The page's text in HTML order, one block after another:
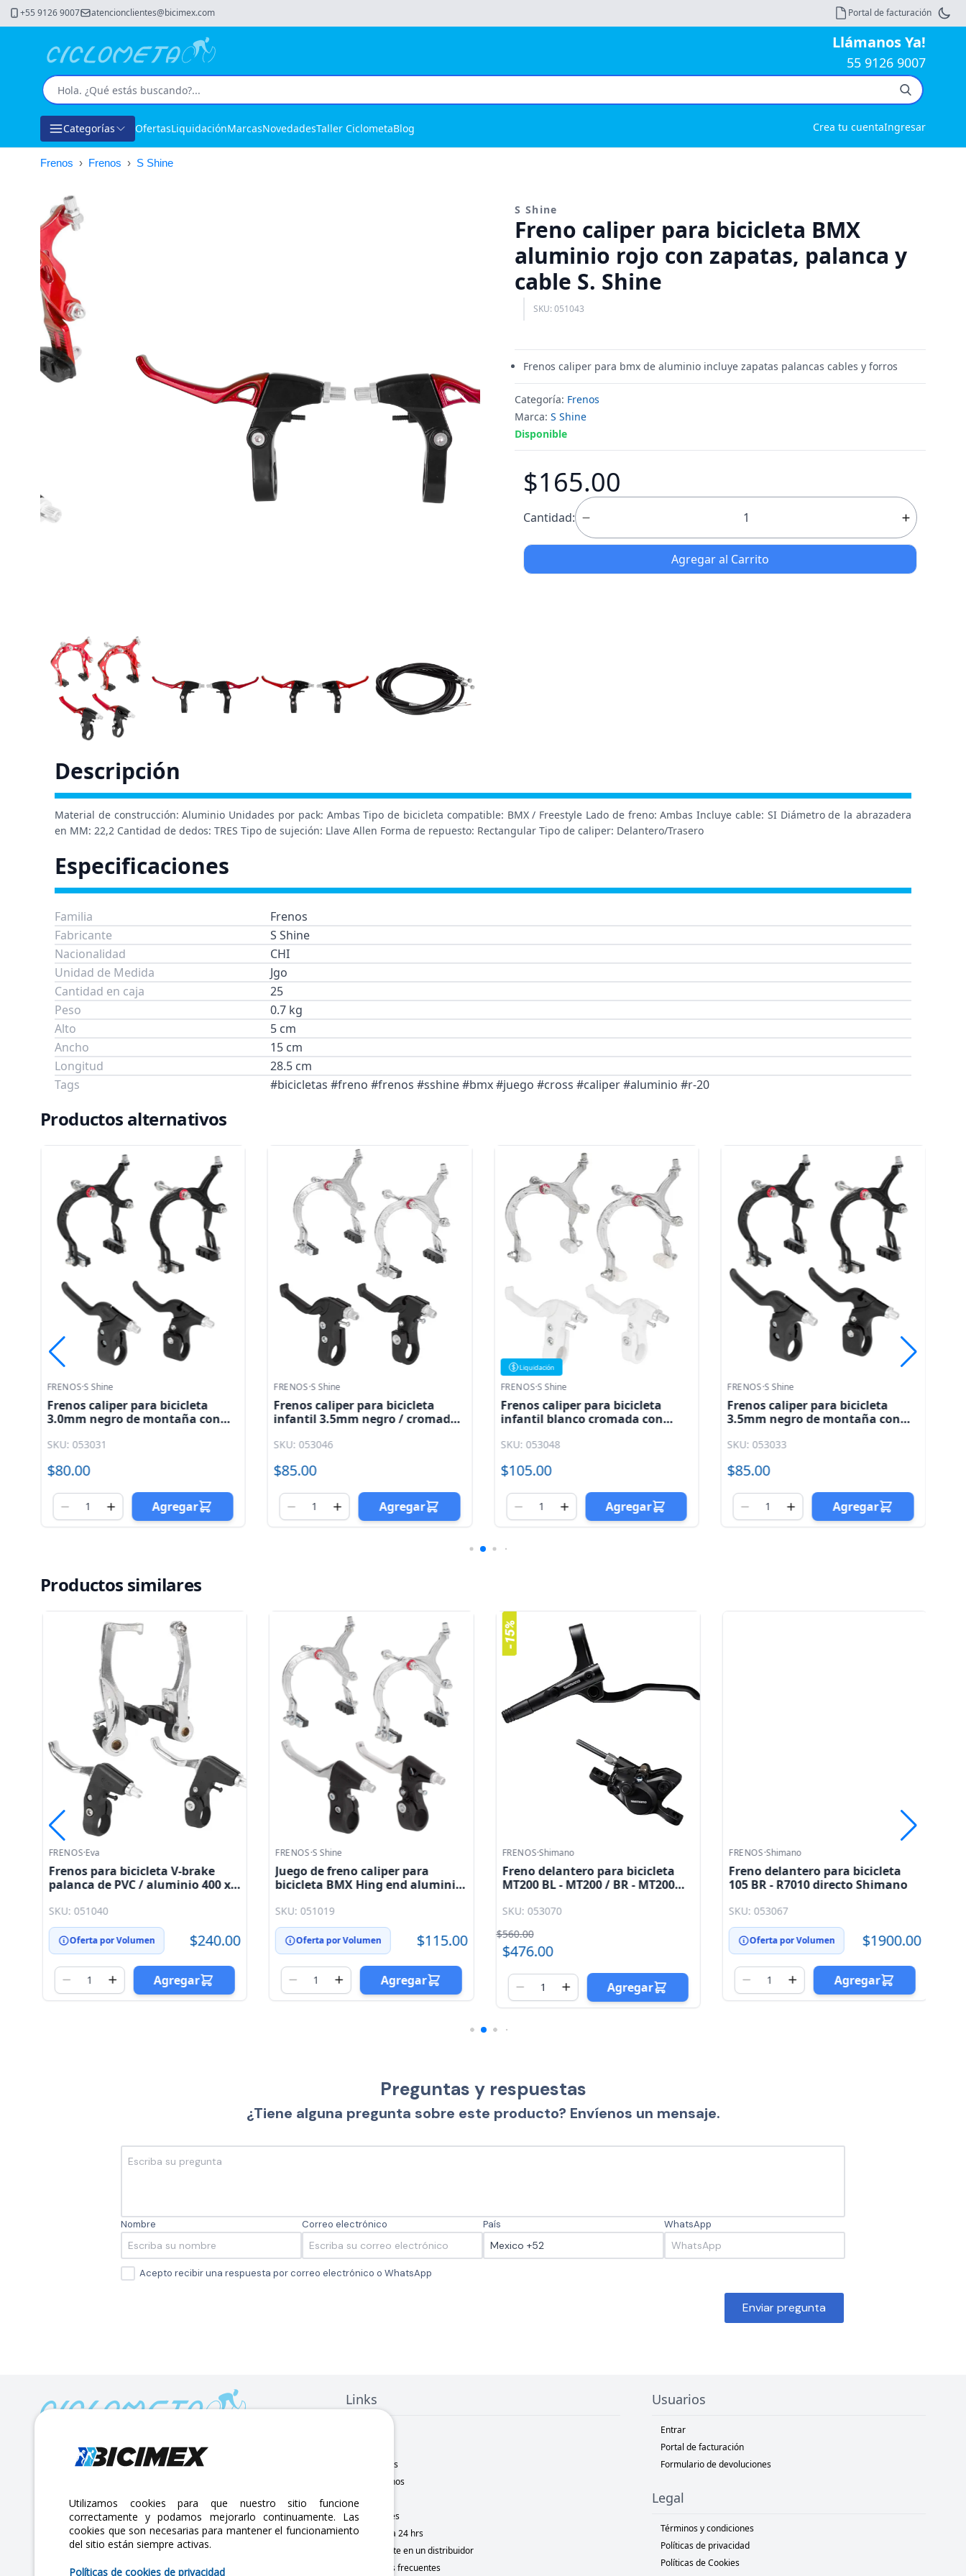
+55 9126 9007 atencionclientes@bicimex.com Portal de facturación
Llámanos Ya!
55 9126 9007
Categorías OfertasLiquidaciónMarcasNovedadesTaller CiclometaBlog Crea tu cuentaIngresar
Frenos › Frenos › S Shine
S Shine
Freno caliper para bicicleta BMX
aluminio rojo con zapatas, palanca y
cable S. Shine
SKU: 051043
Frenos caliper para bmx de aluminio incluye zapatas palancas cables y forros
Categoría: Frenos
Marca: S Shine
Disponible
$165.00
Cantidad:
Agregar al Carrito
Descripción
Material de construcción: Aluminio Unidades por pack: Ambas Tipo de bicicleta compatible: BMX / Freestyle Lado de freno: Ambas Incluye cable: SI Diámetro de la abrazadera
en MM: 22,2 Cantidad de dedos: TRES Tipo de sujeción: Llave Allen Forma de repuesto: Rectangular Tipo de caliper: Delantero/Trasero
Especificaciones
Familia
Frenos
Fabricante
S Shine
Nacionalidad
CHI
Unidad de Medida
Jgo
Cantidad en caja
25
Peso
0.7 kg
Alto
5 cm
Ancho
15 cm
Longitud
28.5 cm
Tags
#bicicletas #freno #frenos #sshine #bmx #juego #cross #caliper #aluminio #r-20
Productos alternativos
FRENOS·S Shine
Frenos caliper para bicicleta
3.0mm negro de montaña con
SKU: 053031
$80.00
Agregar
FRENOS·S Shine
Frenos caliper para bicicleta
infantil 3.5mm negro / cromado
SKU: 053046
$85.00
Agregar
Liquidación
FRENOS·S Shine
Frenos caliper para bicicleta
infantil blanco cromada con
SKU: 053048
$105.00
Agregar
FRENOS·S Shine
Frenos caliper para bicicleta
3.5mm negro de montaña con
SKU: 053033
$85.00
Agregar
Productos similares
FRENOS·Eva
Frenos para bicicleta V-brake
palanca de PVC / aluminio 400 x
SKU: 051040
Oferta por Volumen $240.00
Agregar
FRENOS·S Shine
Juego de freno caliper para
bicicleta BMX Hing end aluminio
SKU: 051019
Oferta por Volumen $115.00
Agregar
FRENOS·Shimano
Freno delantero para bicicleta
MT200 BL - MT200 / BR - MT200
SKU: 053070
$560.00
$476.00
Agregar
FRENOS·Shimano
Freno delantero para bicicleta
105 BR - R7010 directo Shimano
SKU: 053067
Oferta por Volumen $1900.00
Agregar
Preguntas y respuestas
¿Tiene alguna pregunta sobre este producto? Envíenos un mensaje.
Nombre Correo electrónico País WhatsApp
Acepto recibir una respuesta por correo electrónico o WhatsApp
Enviar pregunta
Calle Lago Müritz No. 30 Col. Mariano Escobedo,
atencionclientes@bicimex.com
+ 55 9126 9007
Links
Sucursales
Contáctanos
Marcas
Novedades
Motometa 24 hrs
Conviértete en un distribuidor
Preguntas frecuentes
Usuarios
Entrar
Portal de facturación
Formulario de devoluciones
Legal
Términos y condiciones
Políticas de privacidad
Políticas de Cookies
Utilizamos cookies para que nuestro sitio funcione
correctamente y podamos mejorarlo continuamente. Las
cookies que son necesarias para mantener el funcionamiento
del sitio están siempre activas.
Políticas de cookies de privacidad